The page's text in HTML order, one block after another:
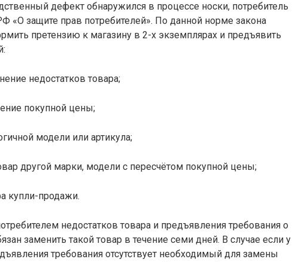
дефект обнаружился в процессе носки, потребитель
«О защите прав потребителей». По данной норме закона
претензию к магазину в 2-х экземплярах и предъявить
недостатков товара;
покупной цены;
модели или артикула;
другой марки, модели с пересчётом покупной цены;
купли-продажи.
недостатков товара и предъявления требования о
заменить такой товар в течение семи дней. В случае если у
требования отсутствует необходимый для замены